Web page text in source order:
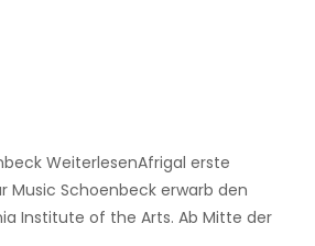
WeiterlesenAfrigal erste
Music Schoenbeck erwarb den
Institute of the Arts. Ab Mitte der